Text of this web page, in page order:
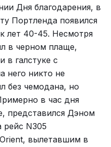
благодаря
изобретение стало
с автоматическим
механизм в
нужно было
минут ходьбы
Абрахаму-Луи
в мастерских в
компании
Дня благодарения, в
Портленда появился
лет 40-45. Несмотря
в черном плаще,
в галстуке с
него никто не
без чемодана, но
в час дня
представился Дэном
рейс N305
вылетавшим в